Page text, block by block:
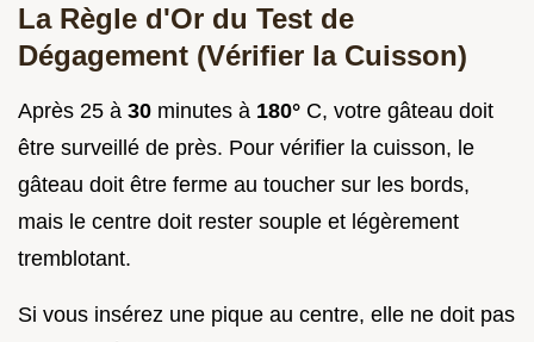
La Règle d'Or du Test de
Dégagement (Vérifier la Cuisson)
Après 25 à 30 minutes à 180° C, votre gâteau doit
être surveillé de près. Pour vérifier la cuisson, le
gâteau doit être ferme au toucher sur les bords,
mais le centre doit rester souple et légèrement
tremblotant.
Si vous insérez une pique au centre, elle ne doit pas